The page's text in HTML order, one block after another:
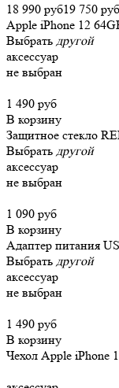
18 990 руб19 750 руб
Apple iPhone 12
Выбрать другой
аксессуар
не выбран
1 490 руб
В корзину
Защитное стекло
Выбрать другой
аксессуар
не выбран
1 090 руб
В корзину
Адаптер питания
Выбрать другой
аксессуар
не выбран
1 490 руб
В корзину
Чехол Apple iPhone